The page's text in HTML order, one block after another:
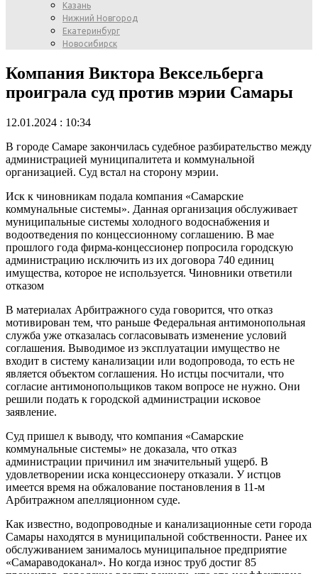
Казань
Нижний Новгород
Екатеринбург
Новосибирск
Компания Виктора Вексельберга
проиграла суд против мэрии Самары
12.01.2024 : 10:34
В городе Самаре закончилась судебное разбирательство между
администрацией муниципалитета и коммунальной
организацией. Суд встал на сторону мэрии.
Иск к чиновникам подала компания «Самарские
коммунальные системы». Данная организация обслуживает
муниципальные системы холодного водоснабжения и
водоотведения по концессионному соглашению. В мае
прошлого года фирма-концессионер попросила городскую
администрацию исключить из их договора 740 единиц
имущества, которое не используется. Чиновники ответили
отказом
В материалах Арбитражного суда говорится, что отказ
мотивирован тем, что раньше Федеральная антимонопольная
служба уже отказалась согласовывать изменение условий
соглашения. Выводимое из эксплуатации имущество не
входит в систему канализации или водопровода, то есть не
является объектом соглашения. Но истцы посчитали, что
согласие антимонопольщиков таком вопросе не нужно. Они
решили подать к городской администрации исковое
заявление.
Суд пришел к выводу, что компания «Самарские
коммунальные системы» не доказала, что отказ
администрации причинил им значительный ущерб. В
удовлетворении иска концессионеру отказали. У истцов
имеется время на обжалование постановления в 11-м
Арбитражном апелляционном суде.
Как известно, водопроводные и канализационные сети города
Самары находятся в муниципальной собственности. Ранее их
обслуживанием занималось муниципальное предприятие
«Самараводоканал». Но когда износ труб достиг 85